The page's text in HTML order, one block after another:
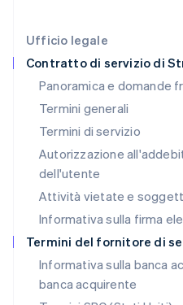
Ufficio legale
Contratto di servizio di
Panoramica e domande
Termini generali
Termini di servizio
Autorizzazione
dell'utente
Attività vietate e
Informativa sulla firma
Termini del fornitore di
Informativa sulla banca
banca acquirente
Deutsch English
Lituania
English
Lussemburgo
FrançaisDeutschEnglish
Malaysia
English 简体中文
Malta
English
Messico
Español English
Norvegia
English
English
Paesi Bassi
NederlandsEnglish